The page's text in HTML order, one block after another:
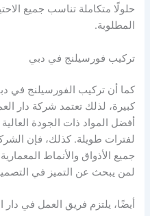
حلولًا متكاملة تناسب جميع
المطلوبة.
تركيب فورسيلنج في دبي
كما أن تركيب الفورسيلنج في
كبيرة، لذلك تعتمد شركة دار
أفضل المواد ذات الجودة
لفترات طويلة. كذلك، فإن
جميع الأذواق والأنماط
لمن يبحث عن التميز في
أيضًا، يلتزم فريق العمل في دار